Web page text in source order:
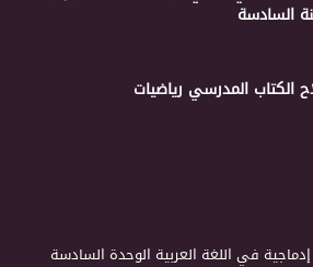
السادسة
الكتاب المدرسي رياضيات
في اللغة العربية الوحدة السادسة